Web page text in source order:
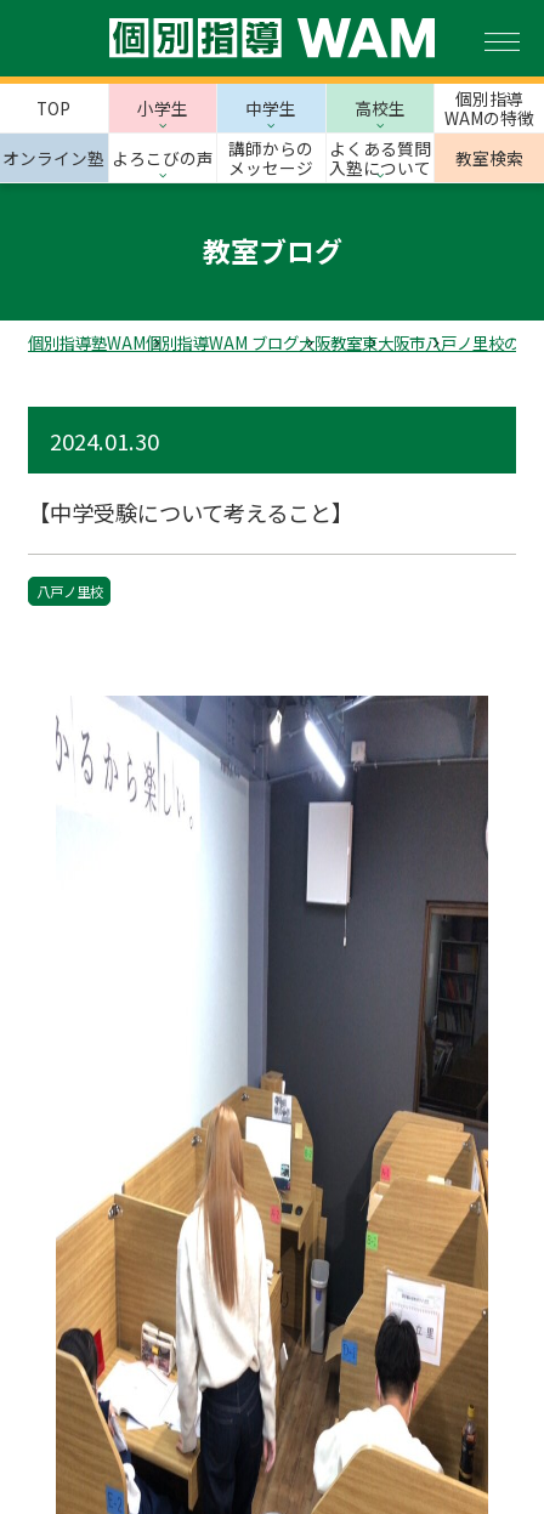
TOP 小学生 中学生 高校生
個別指導
WAMの特徴
オンライン塾 よろこびの声
講師からの
メッセージ
よくある質問
入塾について
教室検索
教室ブログ
個別指導塾WAM個別指導WAM ブログ大阪教室東大阪市八戸ノ里校のス
2024.01.30
【中学受験について考えること】
八戸ノ里校